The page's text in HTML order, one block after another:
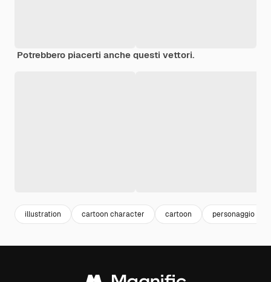
Potrebbero piacerti anche questi vettori.
illustration cartoon character cartoon personaggio